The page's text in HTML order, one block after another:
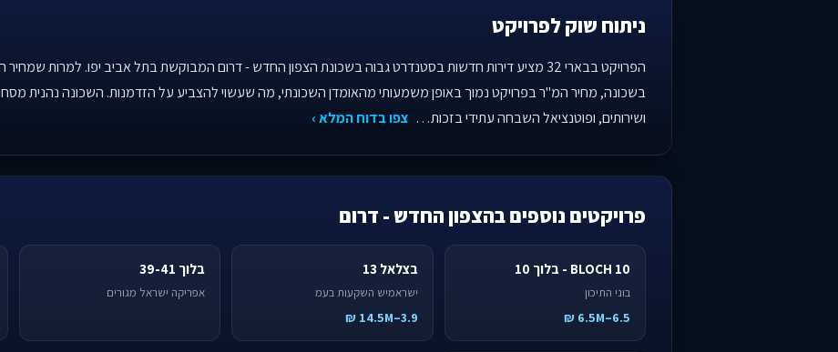
ניתוח שוק לפרויקט
הפרויקט בבארי 32 מציע דירות חדשות בסטנדרט גבוה בשכונת הצפון החדש - דרום המבוקשת בתל אביב יפו. למרות
בשכונה, מחיר המ"ר בפרויקט נמוך באופן משמעותי מהאומדן השכונתי, מה שעשוי להצביע על הזדמנות. השכונה נהנית
ושירותים, ופוטנציאל השבחה עתידי בזכות… צפו בדוח המלא ›
פרויקטים נוספים בהצפון החדש - דרום
BLOCH 10 - בלוך 10
בוני התיכון
6.5–6.5M ₪
בצלאל 13
ישראמיש השקעות בעמ
3.9–14.5M ₪
בלוך 39-41
אפריקה ישראל מגורים